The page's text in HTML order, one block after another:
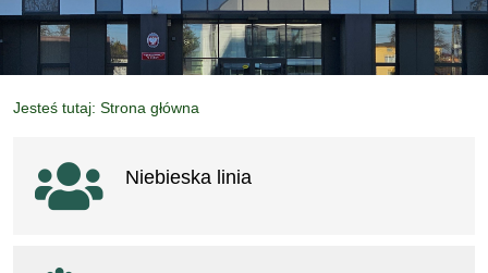
Jesteś tutaj: Strona główna
Ważne linki
Niebieska linia